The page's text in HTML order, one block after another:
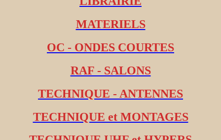
MATERIELS
OC - ONDES COURTES
RAF - SALONS
TECHNIQUE - ANTENNES
TECHNIQUE et MONTAGES